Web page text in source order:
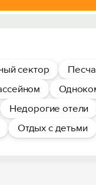
сектор
Недорогие отели
Отдых с детьми